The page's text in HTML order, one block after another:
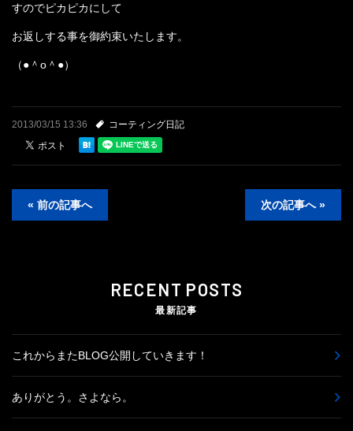
すのでピカピカにして
お返しする事を御約束いたします。
（●＾o＾●）
2013/03/15 13:36 コーティング日記
« 前の記事へ 次の記事へ »
RECENT POSTS
最新記事
これからまたBLOG公開していきます！
ありがとう。さよなら。